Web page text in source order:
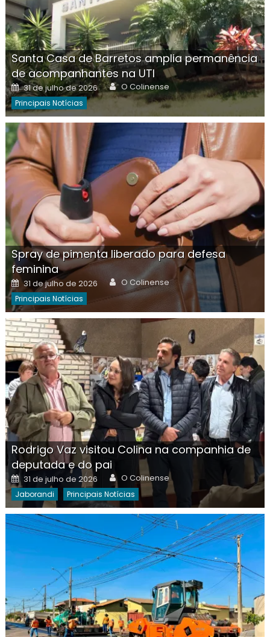
Santa Casa de Barretos amplia permanência
de acompanhantes na UTI
Posted
on
31 de julho de 2026 Author
O Colinense
Principais Notícias
Spray de pimenta liberado para defesa
feminina
Posted
on
31 de julho de 2026 Author
O Colinense
Principais Notícias
Rodrigo Vaz visitou Colina na companhia de
deputada e do pai
Posted
on
31 de julho de 2026 Author
O Colinense
Jaborandi Principais Notícias